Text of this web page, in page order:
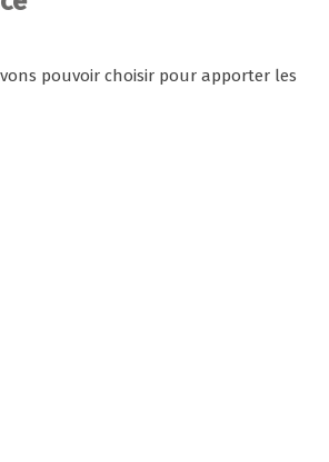
pouvoir choisir pour apporter les